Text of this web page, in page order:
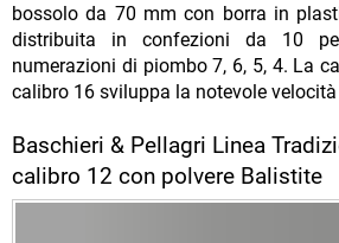
bossolo da 70 mm con borra in
distribuita in confezioni da 10
numerazioni di piombo 7, 6, 5, 4. La
calibro 16 sviluppa la notevole
Baschieri & Pellagri Linea
calibro 12 con polvere Balistite